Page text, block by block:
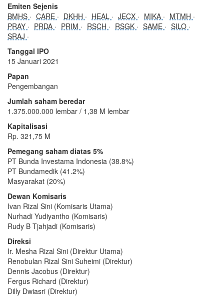
Emiten Sejenis
BMHS
CARE DKHH HEAL JECX MIKA
MTMH
PRAY
PRDA PRIM RSCH RSGK SAME
SILO
SRAJ
Tanggal IPO
15 Januari 2021
Papan
Pengembangan
Jumlah saham beredar
1.375.000.000 lembar / 1,38 M lembar
Kapitalisasi
Rp. 321,75 M
Pemegang saham diatas 5%
PT Bunda Investama Indonesia (38.8%)
PT Bundamedik (41.2%)
Masyarakat (20%)
Dewan Komisaris
Ivan Rizal Sini (Komisaris Utama)
Nurhadi Yudiyantho (Komisaris)
Rudy B Tjahjadi (Komisaris)
Direksi
Ir. Mesha Rizal Sini (Direktur Utama)
Renobulan Rizal Sini Suheimi (Direktur)
Dennis Jacobus (Direktur)
Fergus Richard (Direktur)
Dilly Dwiasri (Direktur)